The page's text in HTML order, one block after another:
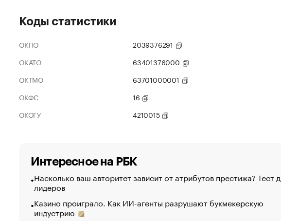
Коды статистики
ОКПО
2039376291
ОКАТО
63401376000
ОКТМО
63701000001
ОКФС
16
ОКОГУ
4210015
Интересное на РБК
Насколько ваш авторитет зависит от атрибутов престижа? Тест
лидеров
Казино проиграло. Как ИИ-агенты разрушают букмекерскую
индустрию